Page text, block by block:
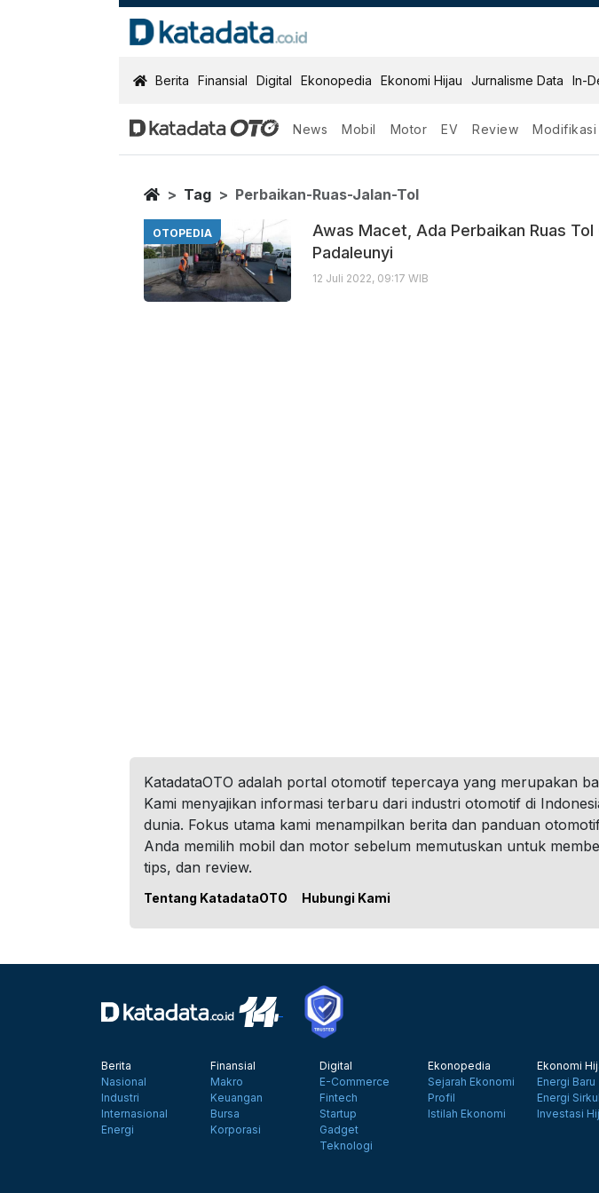
KatadataOTO
Berita Finansial Digital Ekonopedia Ekonomi Hijau Jurnalisme Data In-
News Mobil Motor EV Review Modifikasi
Perbaikan Ruas Jalan Tol
Berita Terbaru
Home
Tag Perbaikan-Ruas-Jalan-Tol
OTOPEDIA
Awas Macet, Ada Perbaikan Ruas Tol
Padaleunyi
12 Juli 2022, 09:17 WIB
KatadataOTO adalah portal otomotif tepercaya yang merupakan
Kami menyajikan informasi terbaru dari industri otomotif di
dunia. Fokus utama kami menampilkan berita dan panduan
Anda memilih mobil dan motor sebelum memutuskan untuk
tips, dan review.
Tentang KatadataOTO Hubungi Kami
Berita
Nasional
Industri
Internasional
Energi
Finansial
Makro
Keuangan
Bursa
Korporasi
Digital
E-Commerce
Fintech
Startup
Gadget
Teknologi
Ekonopedia
Sejarah Ekonomi
Profil
Istilah Ekonomi
Ekonomi
Energi Baru
Energi
Investasi